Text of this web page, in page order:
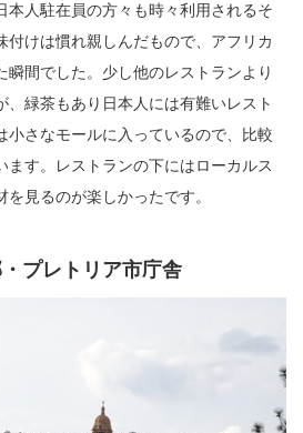
本人駐在員の方々も時々利用されるそ
付けは慣れ親しんだもので、アフリカ
瞬間でした。少し他のレストランより
、緑茶もあり日本人には有難いレスト
小さなモールに入っているので、比較
ます。レストランの下にはローカルス
見るのが楽しかったです。
プレトリア市庁舎